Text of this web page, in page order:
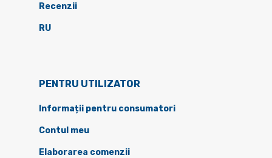
Recenzii
RU
PENTRU UTILIZATOR
Informații pentru consumatori
Contul meu
Elaborarea comenzii